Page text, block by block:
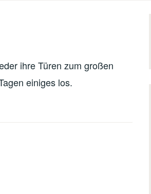
ihre Türen zum großen
einiges los.